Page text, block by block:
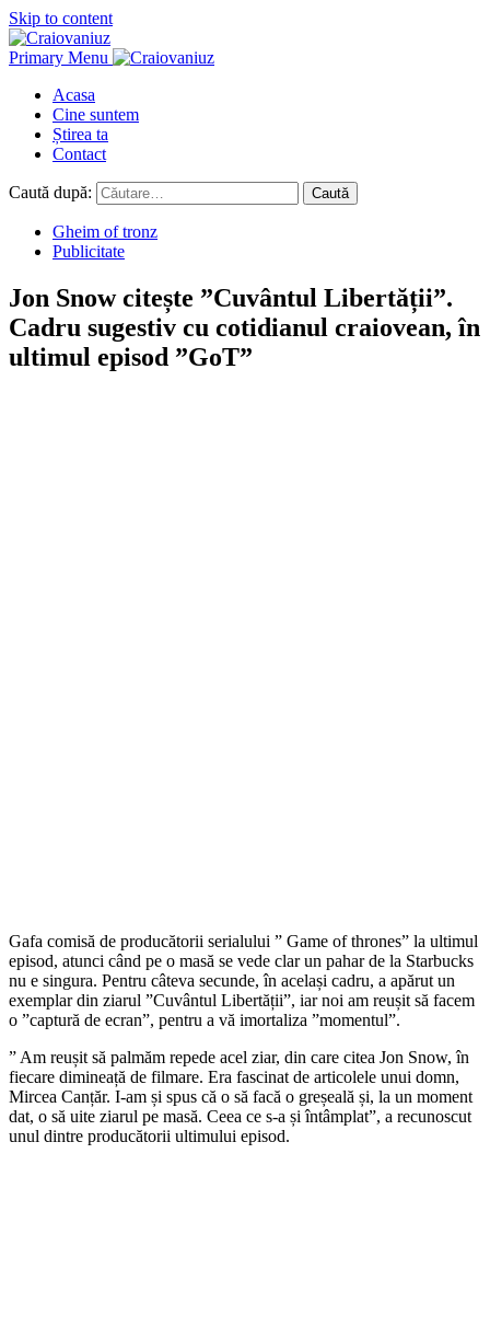
Skip to content
Primary Menu
Acasa
Cine suntem
Știrea ta
Contact
Caută după:
Gheim of tronz
Publicitate
Jon Snow citește ”Cuvântul Libertății”.
Cadru sugestiv cu cotidianul craiovean, în
ultimul episod ”GoT”
Gafa comisă de producătorii serialului ” Game of thrones” la ultimul
episod, atunci când pe o masă se vede clar un pahar de la Starbucks
nu e singura. Pentru câteva secunde, în același cadru, a apărut un
exemplar din ziarul ”Cuvântul Libertății”, iar noi am reușit să facem
o ”captură de ecran”, pentru a vă imortaliza ”momentul”.
” Am reușit să palmăm repede acel ziar, din care citea Jon Snow, în
fiecare dimineață de filmare. Era fascinat de articolele unui domn,
Mircea Canțăr. I-am și spus că o să facă o greșeală și, la un moment
dat, o să uite ziarul pe masă. Ceea ce s-a și întâmplat”, a recunoscut
unul dintre producătorii ultimului episod.